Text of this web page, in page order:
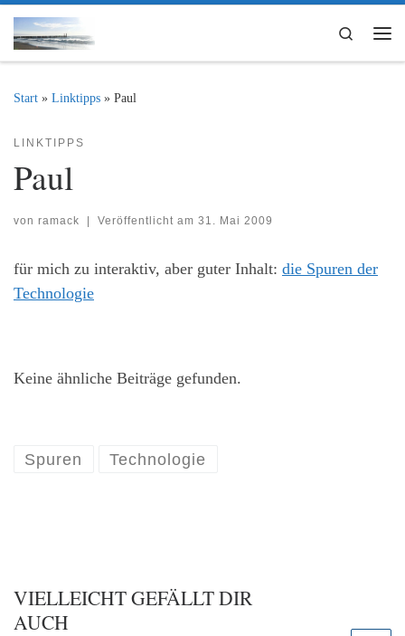
Zum Inhalt springen
Search
Start » Linktipps » Paul
LINKTIPPS
Paul
von ramack | Veröffentlicht am 31. Mai 2009
für mich zu interaktiv, aber guter Inhalt: die Spuren der
Technologie
Keine ähnliche Beiträge gefunden.
Spuren Technologie
VIELLEICHT GEFÄLLT DIR
AUCH